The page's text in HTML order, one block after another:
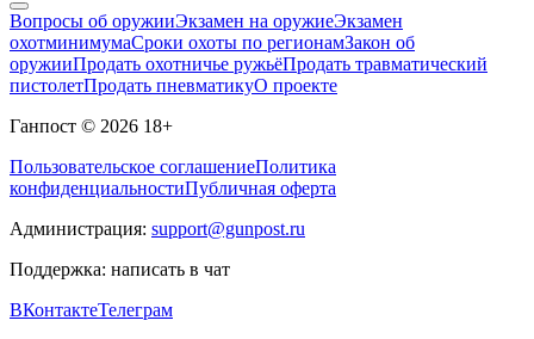
Вопросы об оружииЭкзамен на оружиеЭкзамен
охотминимумаСроки охоты по регионамЗакон об
оружииПродать охотничье ружьёПродать травматический
пистолетПродать пневматикуО проекте
Ганпост © 2026 18+
Пользовательское соглашениеПолитика
конфиденциальностиПубличная оферта
Администрация: support@gunpost.ru
Поддержка: написать в чат
ВКонтактеТелеграм